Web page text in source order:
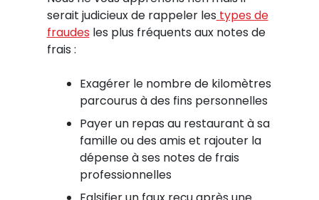
serait judicieux de rappeler les types de
fraudes les plus fréquents aux notes de
frais :
Exagérer le nombre de kilomètres
parcourus à des fins personnelles
Payer un repas au restaurant à sa
famille ou des amis et rajouter la
dépense à ses notes de frais
professionnelles